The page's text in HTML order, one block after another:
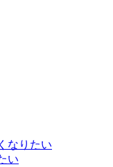
なりたい
い